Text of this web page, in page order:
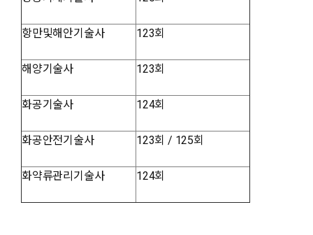
항만및해안기술사 123회
해양기술사 123회
화공기술사 124회
화공안전기술사 123회 / 125회
화약류관리기술사 124회